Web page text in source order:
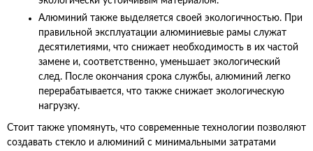
Алюминий также выделяется своей экологичностью. При
правильной эксплуатации алюминиевые рамы служат
десятилетиями, что снижает необходимость в их частой
замене и, соответственно, уменьшает экологический
след. После окончания срока службы, алюминий легко
перерабатывается, что также снижает экологическую
нагрузку.
Стоит также упомянуть, что современные технологии позволяют
создавать стекло и алюминий с минимальными затратами